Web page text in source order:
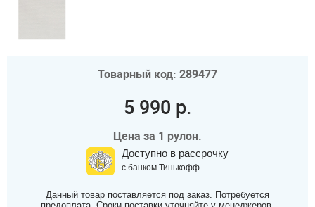
Товарный код: 289477
5 990 р.
Цена за 1 рулон.
Доступно в рассрочку
с банком Тинькофф
Данный товар поставляется под заказ. Потребуется